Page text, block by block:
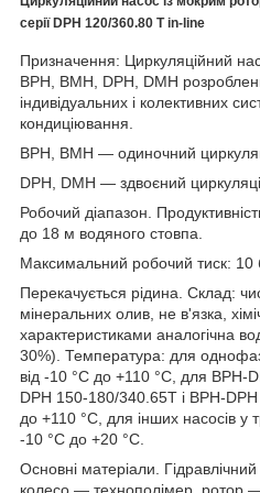
серії DPH 120/360.80 Tin-line
Призначення: Циркуляційний
BPH, BMH, DPH, DMH
індивідуальних і колективних
кондиціювання.
BPH, BMH — одиночний
DPH, DMH — здвоєний
Робочий діапазон.
до 18 м водяного стовпа.
Максимальний робочий тиск: 10
Перекачується рідина. Склад:
мінеральних олив, не в'язка,
характеристиками аналогічна
30%). Температура: для
від -10 °C до +110 °C, для BPH-
DPH 150-180/340.65T і BPH-
до +110 °C, для інших насосів у
-10 °C до +20 °C.
Основні матеріали.